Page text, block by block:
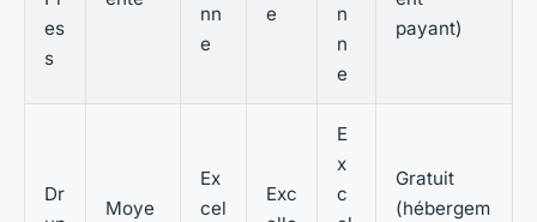
es
s
nn
e
e
n
n
e
payant)
Dr
Moye
Ex
cel
Exc
E
x
c
Gratuit
(hébergem